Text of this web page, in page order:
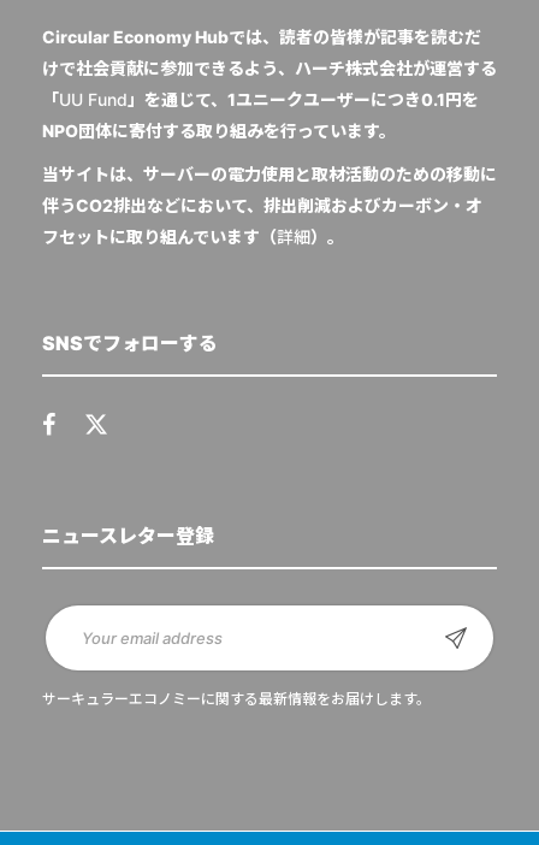
Circular Economy Hubでは、読者の皆様が記事を読むだ
けで社会貢献に参加できるよう、ハーチ株式会社が運営する
「UU Fund」を通じて、1ユニークユーザーにつき0.1円を
NPO団体に寄付する取り組みを行っています。
当サイトは、サーバーの電力使用と取材活動のための移動に
伴うCO2排出などにおいて、排出削減およびカーボン・オ
フセットに取り組んでいます（詳細）。
SNSでフォローする
ニュースレター登録
サーキュラーエコノミーに関する最新情報をお届けします。